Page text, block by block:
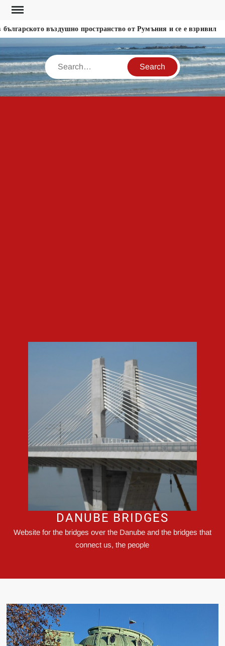
Skip
content
въздушно пространство от Румъния и се е взривил
Search
DANUBE BRIDGES
Website for the bridges over the Danube and the bridges that
connect us, the people